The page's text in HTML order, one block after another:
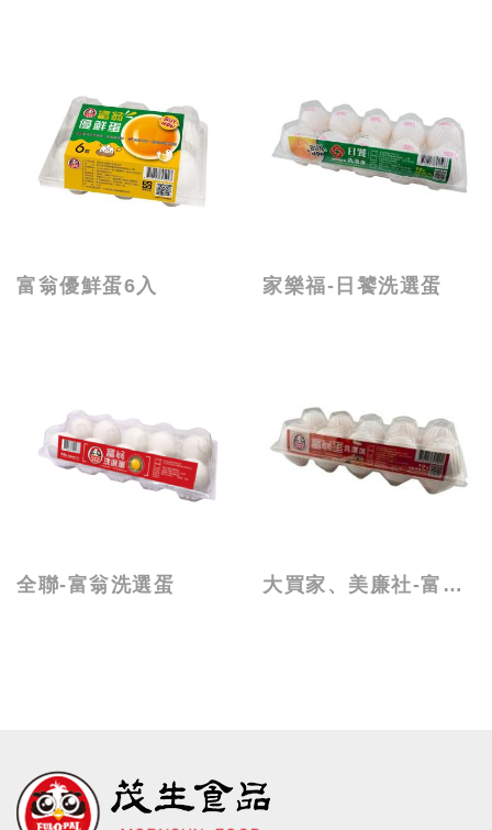
富翁優鮮蛋6入 家樂福-日饕洗選蛋
全聯-富翁洗選蛋 大買家、美廉社-富翁洗選蛋(橘)